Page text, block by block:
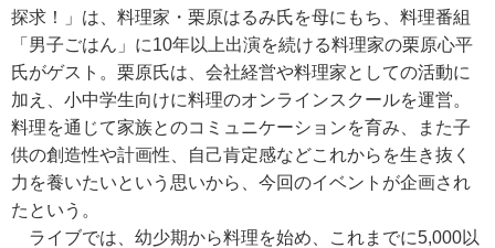
探求！」は、料理家・栗原はるみ氏を母にもち、料理番組
「男子ごはん」に10年以上出演を続ける料理家の栗原心平
氏がゲスト。栗原氏は、会社経営や料理家としての活動に
加え、小中学生向けに料理のオンラインスクールを運営。
料理を通じて家族とのコミュニケーションを育み、また子
供の創造性や計画性、自己肯定感などこれからを生き抜く
力を養いたいという思いから、今回のイベントが企画され
たという。
ライブでは、幼少期から料理を始め、これまでに5,000以